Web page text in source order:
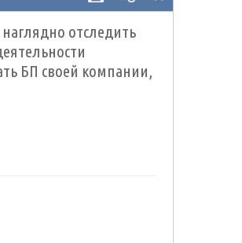
отследить
БП своей компании,